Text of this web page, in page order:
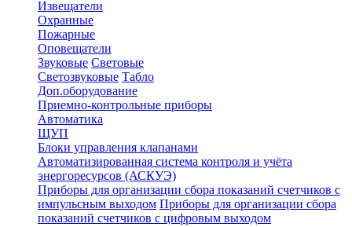
Извещатели
Охранные
Пожарные
Оповещатели
Звуковые Световые
Светозвуковые Табло
Доп.оборудование
Приемно-контрольные приборы
Автоматика
ЩУП
Блоки управления клапанами
Автоматизированная система контроля и учёта
энергоресурсов (АСКУЭ)
Приборы для организации сбора показаний счетчиков с
импульсным выходом Приборы для организации сбора
показаний счетчиков с цифровым выходом